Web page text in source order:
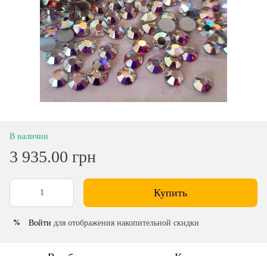
В наличии
3 935.00 грн
Купить
% Войти для отображения накопительной скидки